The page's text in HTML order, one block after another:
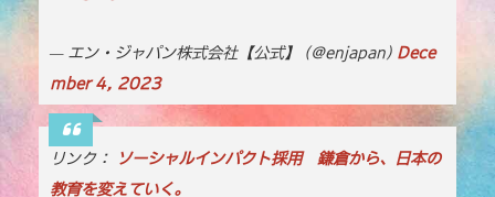
— エン・ジャパン株式会社【公式】 (@enjapan) Dece
mber 4, 2023
リンク：
ソーシャルインパクト採用 鎌倉から、日本の
教育を変えていく。